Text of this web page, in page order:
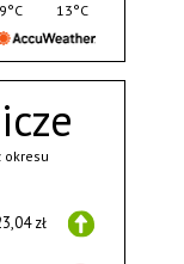
okresu
zł
13°C